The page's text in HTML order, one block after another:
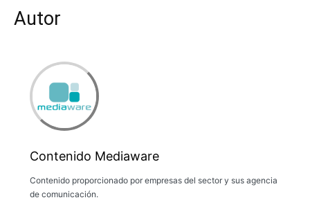
Autor
Contenido Mediaware
Contenido proporcionado por empresas del sector y sus agencia
de comunicación.